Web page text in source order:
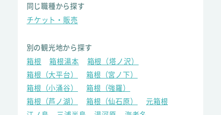
同じ職種から探す
チケット・販売
別の観光地から探す
箱根
箱根湯本
箱根（塔ノ沢）
箱根（大平台）
箱根（宮ノ下）
箱根（小涌谷）
箱根（強羅）
箱根（芦ノ湖）
箱根（仙石原）
元箱根